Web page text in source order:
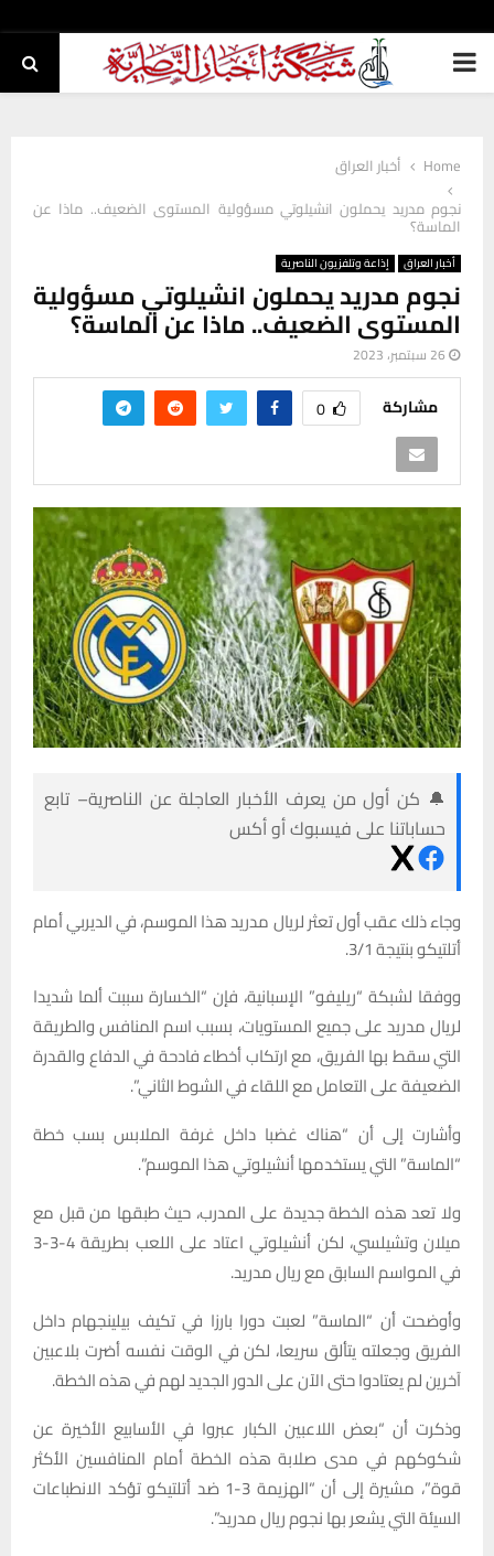
PRIMARY
Home
أخبار العراق
نجوم مدريد يحملون انشيلوتي مسؤولية المستوى الضعيف.. ماذا عن
الماسة؟
أخبار العراق إذاعة وتلفزيون الناصرية
نجوم مدريد يحملون انشيلوتي مسؤولية
المستوى الضعيف.. ماذا عن الماسة؟
26 سبتمبر، 2023
مشاركة 0
🔔 كن أول من يعرف الأخبار العاجلة عن الناصرية– تابع
حساباتنا على فيسبوك أو أكس
وجاء ذلك عقب أول تعثر لريال مدريد هذا الموسم، في الديربي أمام
أتلتيكو بنتيجة 3/1.
ووفقا لشبكة “ريليفو” الإسبانية، فإن “الخسارة سببت ألما شديدا
لريال مدريد على جميع المستويات، بسبب اسم المنافس والطريقة
التي سقط بها الفريق، مع ارتكاب أخطاء فادحة في الدفاع والقدرة
الضعيفة على التعامل مع اللقاء في الشوط الثاني”.
وأشارت إلى أن “هناك غضبا داخل غرفة الملابس بسب خطة
“الماسة” التي يستخدمها أنشيلوتي هذا الموسم”.
ولا تعد هذه الخطة جديدة على المدرب، حيث طبقها من قبل مع
ميلان وتشيلسي، لكن أنشيلوتي اعتاد على اللعب بطريقة 4-3-3
في المواسم السابق مع ريال مدريد.
وأوضحت أن “الماسة” لعبت دورا بارزا في تكيف بيلينجهام داخل
الفريق وجعلته يتألق سريعا، لكن في الوقت نفسه أضرت بلاعبين
آخرين لم يعتادوا حتى الآن على الدور الجديد لهم في هذه الخطة.
وذكرت أن “بعض اللاعبين الكبار عبروا في الأسابيع الأخيرة عن
شكوكهم في مدى صلابة هذه الخطة أمام المنافسين الأكثر
قوة”، مشيرة إلى أن “الهزيمة 3-1 ضد أتلتيكو تؤكد الانطباعات
السيئة التي يشعر بها نجوم ريال مدريد”.